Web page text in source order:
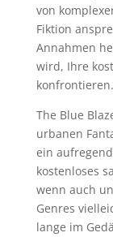
von
Fiktion
Annahmen
wird, Ihre
konfrontieren.
The Blue
urbanen
ein
kostenloses
wenn auch
Genres
lange im